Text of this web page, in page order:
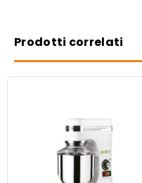
Prodotti correlati